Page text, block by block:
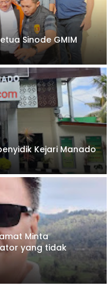
Sinode GMIM
Kejari Manado
Minta
yang tidak